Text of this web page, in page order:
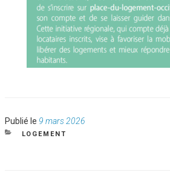
Publié le Publié
le
9 mars 2026
CATÉGORIES
LOGEMENT